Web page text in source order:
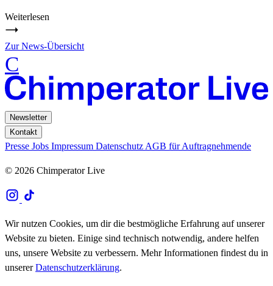
Weiterlesen
Zur News-Übersicht
C
Newsletter
Kontakt
Presse Jobs Impressum Datenschutz AGB für Auftragnehmende
© 2026 Chimperator Live
Wir nutzen Cookies, um dir die bestmögliche Erfahrung auf unserer
Website zu bieten. Einige sind technisch notwendig, andere helfen
uns, unsere Website zu verbessern. Mehr Informationen findest du in
unsererDatenschutzerklärung.